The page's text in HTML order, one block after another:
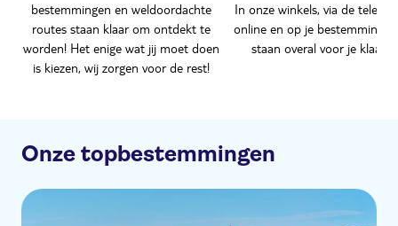
bestemmingen en weldoordachte
routes staan klaar om ontdekt te
worden! Het enige wat jij moet doen
is kiezen, wij zorgen voor de rest!
In onze winkels, via de
online en op je bestemming.
staan overal voor je klaar!
Onze topbestemmingen